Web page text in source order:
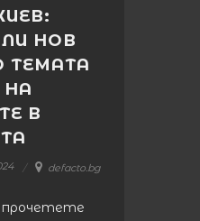
НОВ
ТЕМАТА
НА
В
defacto.bg